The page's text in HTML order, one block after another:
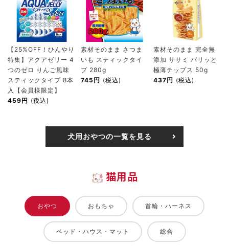
【25%OFF！ひんやり
特集】アクアゼリー 4
つのゼロ りんご風味
スティックタイプ 8本
入【会員様限定】
459円 (税込)
素材そのまま さつま
いも スティックタイ
プ 280g
745円 (税込)
素材そのまま 完全無
添加 ササミ パリッと
極薄チップス 50g
437円 (税込)
犬用おやつの一覧を見る
猫用品
おやつ おもちゃ 首輪・ハーネス
ベッド・ハウス・マット 総合